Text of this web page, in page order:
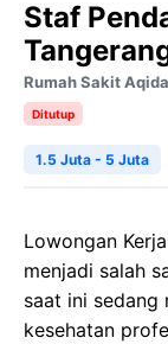
Staf
Rumah Sakit
Ditutup
1.5 Juta - 5 Juta
Lowongan
menjadi salah
saat ini sedang
kesehatan